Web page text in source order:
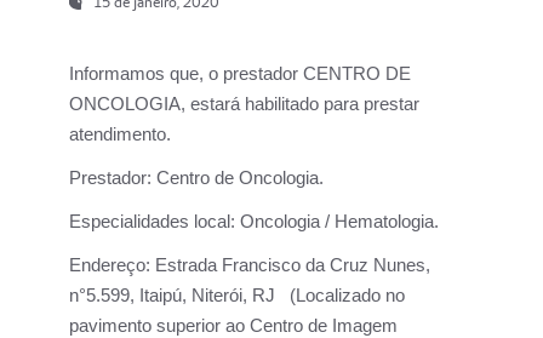
Informamos que, o prestador CENTRO DE
ONCOLOGIA, estará habilitado para prestar
atendimento.
Prestador: Centro de Oncologia.
Especialidades local: Oncologia / Hematologia.
Endereço: Estrada Francisco da Cruz Nunes,
n°5.599, Itaipú, Niterói, RJ (Localizado no
pavimento superior ao Centro de Imagem